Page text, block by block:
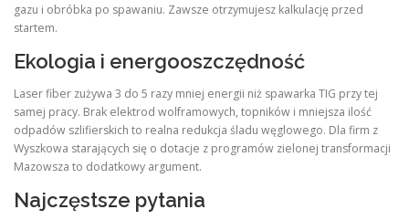
gazu i obróbka po spawaniu. Zawsze otrzymujesz kalkulację przed
startem.
Ekologia i energooszczędność
Laser fiber zużywa 3 do 5 razy mniej energii niż spawarka TIG przy tej
samej pracy. Brak elektrod wolframowych, topników i mniejsza ilość
odpadów szlifierskich to realna redukcja śladu węglowego. Dla firm z
Wyszkowa starających się o dotacje z programów zielonej transformacji
Mazowsza to dodatkowy argument.
Najczęstsze pytania